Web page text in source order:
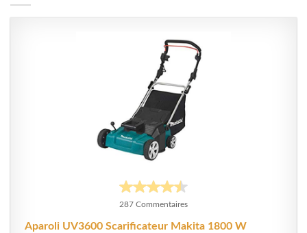
287 Commentaires
Aparoli UV3600 Scarificateur Makita 1800 W